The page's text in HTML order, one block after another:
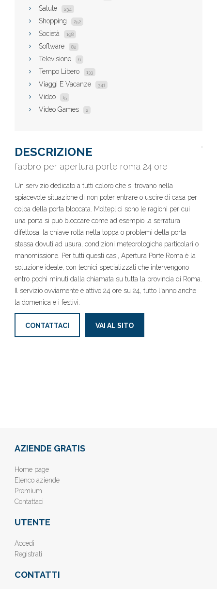
Salute 234
Shopping 252
Società 198
Software 82
Televisione 6
Tempo Libero 133
Viaggi E Vacanze 341
Video 15
Video Games 2
DESCRIZIONE
fabbro per apertura porte roma 24 ore
Un servizio dedicato a tutti coloro che si trovano nella
spiacevole situazione di non poter entrare o uscire di casa per
colpa della porta bloccata. Molteplici sono le ragioni per cui
una porta si può bloccare come ad esempio la serratura
difettosa, la chiave rotta nella toppa o problemi della porta
stessa dovuti ad usura, condizioni meteorologiche particolari o
manomissione. Per tutti questi casi, Apertura Porte Roma è la
soluzione ideale, con tecnici specializzati che intervengono
entro pochi minuti dalla chiamata su tutta la provincia di Roma.
Il servizio ovviamente è attivo 24 ore su 24, tutto l'anno anche
la domenica e i festivi.
CONTATTACI VAI AL SITO
AZIENDE GRATIS
Home page
Elenco aziende
Premium
Contattaci
UTENTE
Accedi
Registrati
CONTATTI